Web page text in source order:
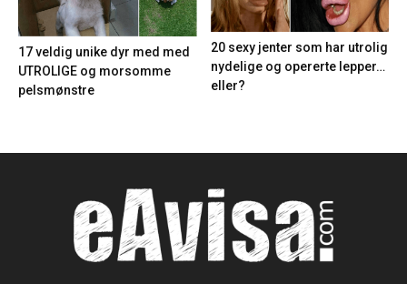
17 veldig unike dyr med med
UTROLIGE og morsomme
pelsmønstre
20 sexy jenter som har utrolig
nydelige og opererte lepper…
eller?